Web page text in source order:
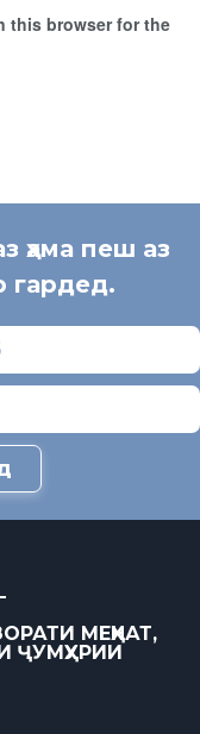
this browser for the
ҳама пеш аз
гардед.
МЕҲНАТ,
ҶУМҲУРИИ